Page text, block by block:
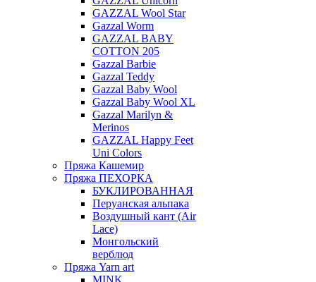
GAZZAL Wool Star
Gazzal Worm
GAZZAL BABY
COTTON 205
Gazzal Barbie
Gazzal Teddy
Gazzal Baby Wool
Gazzal Baby Wool XL
Gazzal Marilyn &
Merinos
GAZZAL Happy Feet
Uni Colors
Пряжа Кашемир
Пряжа ПЕХОРКА
БУКЛИРОВАННАЯ
Перуанская альпака
Воздушный кант (Air
Lace)
Монгольский
верблюд
Пряжа Yarn art
MINK